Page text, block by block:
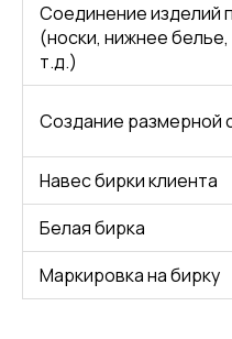
Соединение изделий
(носки, нижнее белье,
т.д.)
Создание размерной
Навес бирки клиента
Белая бирка
Маркировка на бирку